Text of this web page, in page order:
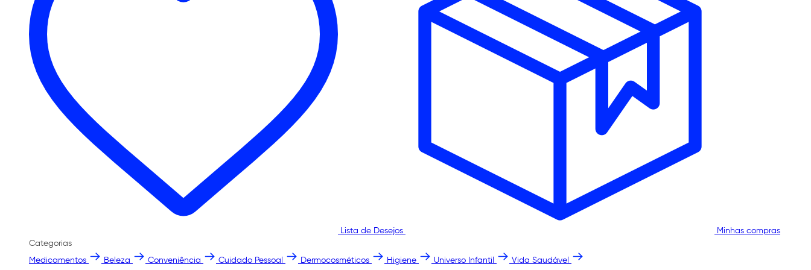
Lista de Desejos
Minhas compras
Categorias
Medicamentos
Beleza Conveniência Cuidado Pessoal Dermocosméticos Higiene Universo Infantil Vida Saudável